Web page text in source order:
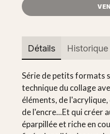
Détails
Série de petits formats
technique du collage
éléments, de l'acrylique,
de l'encre...Et qui créer
éparpillée et riche en